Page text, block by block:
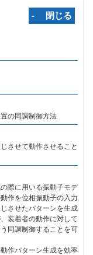
‐ 閉じる
の同調制御方法
させて動作させること
際に用いる振動子モデ
作を位相振動子の入力
させたパターンを生成
装着者の動作に対して
同調制御することを可
作パターン生成を効率